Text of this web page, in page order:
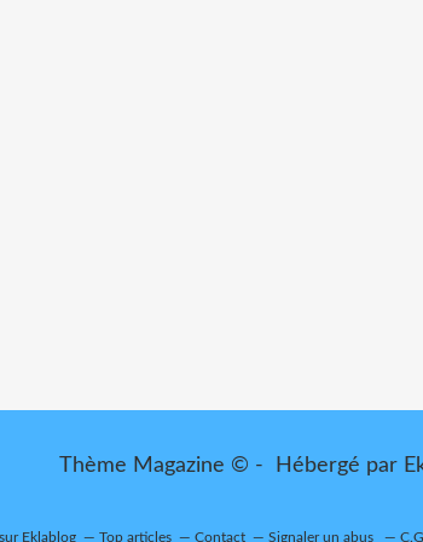
Thème Magazine © - Hébergé par
Eklablog Top articles Contact Signaler un abus